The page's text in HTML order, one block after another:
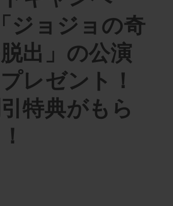
ジョジョの奇
出」の公演
レゼント！
特典がもら